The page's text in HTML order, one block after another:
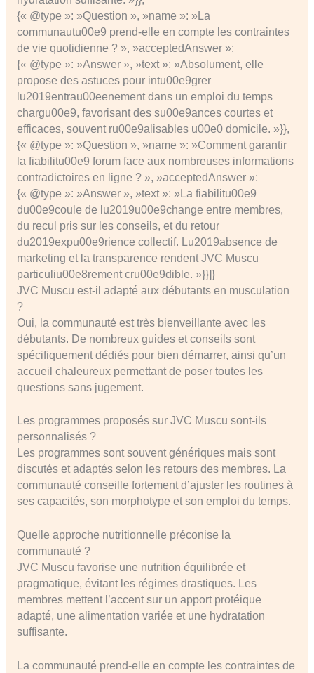
{« @type »: »Question », »name »: »La
communautu00e9 prend-elle en compte les contraintes
de vie quotidienne ? », »acceptedAnswer »:
{« @type »: »Answer », »text »: »Absolument, elle
propose des astuces pour intu00e9grer
lu2019entrau00eenement dans un emploi du temps
chargu00e9, favorisant des su00e9ances courtes et
efficaces, souvent ru00e9alisables u00e0 domicile. »}},
{« @type »: »Question », »name »: »Comment garantir
la fiabilitu00e9 forum face aux nombreuses informations
contradictoires en ligne ? », »acceptedAnswer »:
{« @type »: »Answer », »text »: »La fiabilitu00e9
du00e9coule de lu2019u00e9change entre membres,
du recul pris sur les conseils, et du retour
du2019expu00e9rience collectif. Lu2019absence de
marketing et la transparence rendent JVC Muscu
particuliu00e8rement cru00e9dible. »}}]}
JVC Muscu est-il adapté aux débutants en musculation
?
Oui, la communauté est très bienveillante avec les
débutants. De nombreux guides et conseils sont
spécifiquement dédiés pour bien démarrer, ainsi qu’un
accueil chaleureux permettant de poser toutes les
questions sans jugement.
Les programmes proposés sur JVC Muscu sont-ils
personnalisés ?
Les programmes sont souvent génériques mais sont
discutés et adaptés selon les retours des membres. La
communauté conseille fortement d’ajuster les routines à
ses capacités, son morphotype et son emploi du temps.
Quelle approche nutritionnelle préconise la
communauté ?
JVC Muscu favorise une nutrition équilibrée et
pragmatique, évitant les régimes drastiques. Les
membres mettent l’accent sur un apport protéique
adapté, une alimentation variée et une hydratation
suffisante.
La communauté prend-elle en compte les contraintes de